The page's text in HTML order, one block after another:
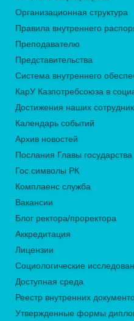
Организационная структура
Правила внутреннего
Преподавателю
Представительства
Система внутреннего
КарУ Казпотребсоюза в
Достижения наших
Календарь событий
Архив новостей
Послания Главы государства
Гос.символы РК
Комплаенс служба
Вакансии
Блог ректора/проректора
Аккредитация
Лицензии
Социологические
Доступная среда
Реестр внутренних
Утвержденные формы